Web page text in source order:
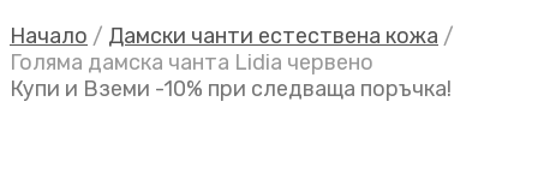
Начало / Дамски чанти естествена кожа /
Голяма дамска чанта Lidia червено
Купи и Вземи -10% при следваща поръчка!